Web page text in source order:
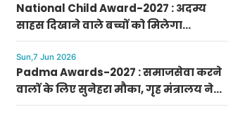
National Child Award-2027 : अदम्य
साहस दिखाने वाले बच्चों को मिलेगा
प्रधानमंत्री राष्ट्रीय बाल पुरस्कार-2027, ऐसे
करें आवेदन
Sun,7 Jun 2026
Padma Awards-2027 : समाजसेवा करने
वालों के लिए सुनेहरा मौका, गृह मंत्रालय ने
निकाले पद्म पुरस्कार-2027 के लिए आवेदन